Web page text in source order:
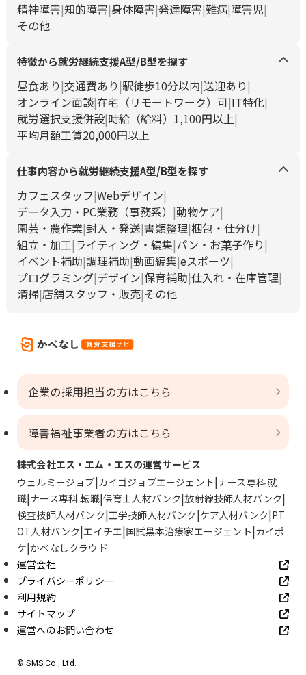
精神障害 知的障害 身体障害 発達障害 難病 障害児
その他
特徴から就労継続支援A型/B型を探す
昼食あり 交通費あり 駅徒歩10分以内 送迎あり
オンライン面談 在宅（リモートワーク）可 IT特化
就労選択支援併設 時給（給料）1,100円以上
平均月額工賃20,000円以上
仕事内容から就労継続支援A型/B型を探す
カフェスタッフ Webデザイン
データ入力・PC業務（事務系）
動物ケア
園芸・農作業 封入・発送 書類整理 梱包・仕分け
組立・加工 ライティング・編集 パン・お菓子作り
イベント補助 調理補助 動画編集 eスポーツ
プログラミング デザイン 保育補助 仕入れ・在庫管理
清掃 店舗スタッフ・販売 その他
企業の採用担当の方はこちら
障害福祉事業者の方はこちら
株式会社エス・エム・エスの運営サービス
ウェルミージョブ カイゴジョブエージェント ナース専科 就
職 ナース専科 転職 保育士人材バンク 放射線技師人材バンク
検査技師人材バンク 工学技師人材バンク ケア人材バンク PT
OT人材バンク エイチエ 国試黒本治療家エージェント カイポ
ケ かべなしクラウド
運営会社
プライバシーポリシー
利用規約
サイトマップ
運営へのお問い合わせ
© SMS Co., Ltd.